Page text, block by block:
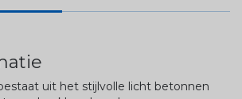
uit het stijlvolle licht betonnen